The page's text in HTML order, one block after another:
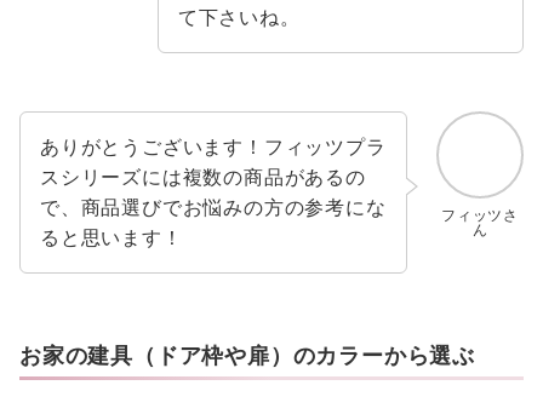
て下さいね。
フィッツさ
ん
ありがとうございます！フィッツプラ
スシリーズには複数の商品があるの
で、商品選びでお悩みの方の参考にな
ると思います！
お家の建具（ドア枠や扉）のカラーから選ぶ